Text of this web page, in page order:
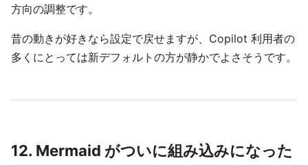
方向の調整です。
昔の動きが好きなら設定で戻せますが、Copilot 利用者の
多くにとっては新デフォルトの方が静かでよさそうです。
12. Mermaid がついに組み込みになった